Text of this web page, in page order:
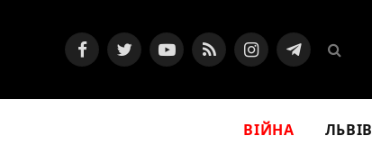
FacebookTwitterYouTubeRSS InstagramTelegram
ВІЙНА ЛЬВІВ